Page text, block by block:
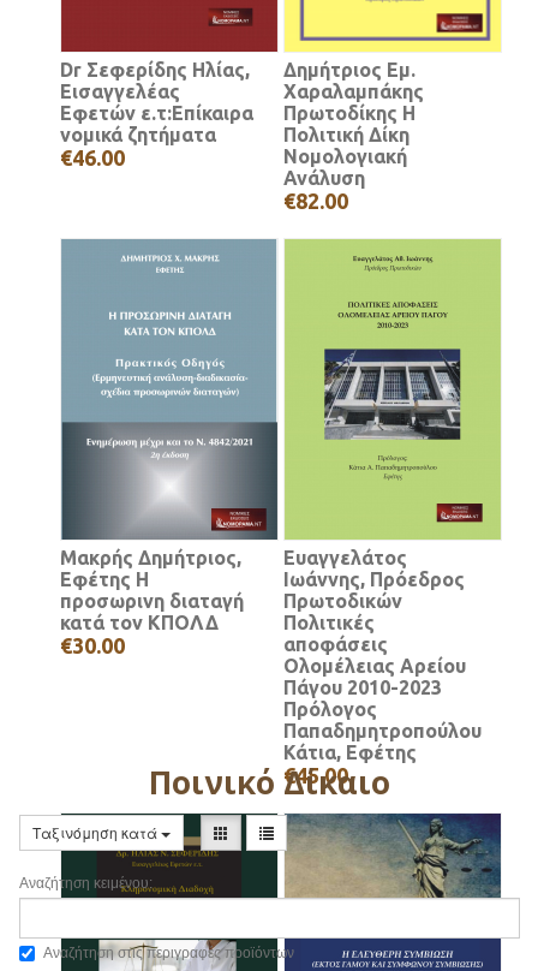
Dr Σεφερίδης Ηλίας,
Εισαγγελέας
Εφετών ε.τ:Επίκαιρα
νομικά ζητήματα
€46.00
Δημήτριος Εμ.
Χαραλαμπάκης
Πρωτοδίκης Η
Πολιτική Δίκη
Νομολογιακή
Ανάλυση
€82.00
Μακρής Δημήτριος,
Εφέτης Η
προσωρινη διαταγή
κατά τον ΚΠΟΛΔ
€30.00
Ευαγγελάτος
Ιωάννης, Πρόεδρος
Πρωτοδικών
Πολιτικές
αποφάσεις
Ολομέλειας Αρείου
Πάγου 2010-2023
Πρόλογος
Παπαδημητροπούλου
Κάτια, Εφέτης
€45.00
Ποινικό Δίκαιο
Ταξινόμηση κατά
Αναζήτηση κειμένου:
Αναζήτηση στις περιγραφές προϊόντων